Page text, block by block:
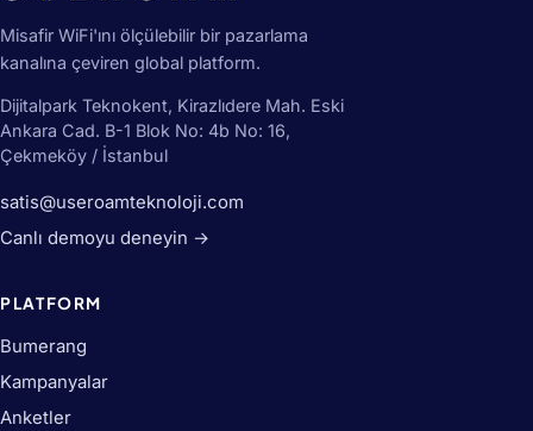
Misafir WiFi'ını ölçülebilir bir pazarlama
kanalına çeviren global platform.
Dijitalpark Teknokent, Kirazlıdere Mah. Eski
Ankara Cad. B-1 Blok No: 4b No: 16,
Çekmeköy / İstanbul
satis@useroamteknoloji.com
Canlı demoyu deneyin →
PLATFORM
Bumerang
Kampanyalar
Anketler